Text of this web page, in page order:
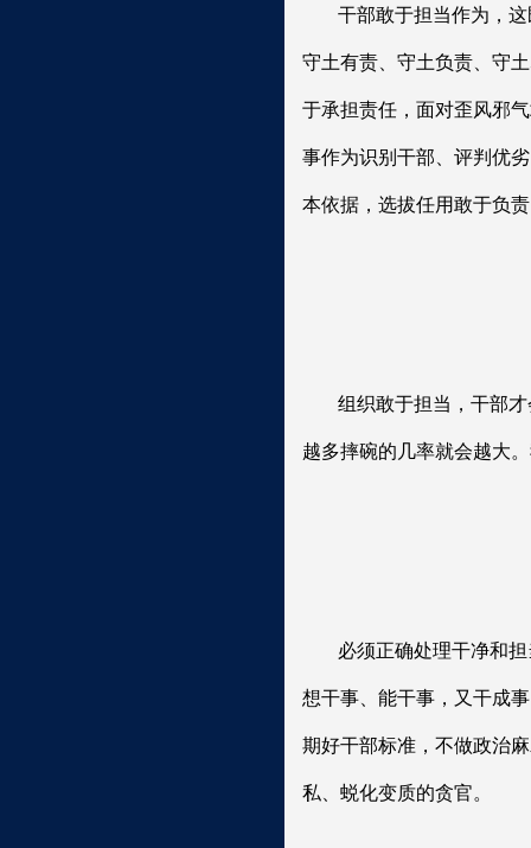
干部敢于担当作为，
守土有责、守土负责、守
于承担责任，面对歪风邪
事作为识别干部、评判优
本依据，选拔任用敢于负
组织敢于担当，干部
越多摔碗的几率就会越大
必须正确处理干净和
想干事、能干事，又干成
期好干部标准，不做政治
私、蜕化变质的贪官。